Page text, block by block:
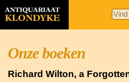
Onze boeken
Richard Wilton, a